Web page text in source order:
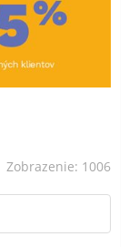
Zobrazenie: 1006